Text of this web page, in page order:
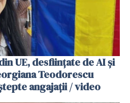
UE, desființate de AI și
Teodorescu
angajații / video